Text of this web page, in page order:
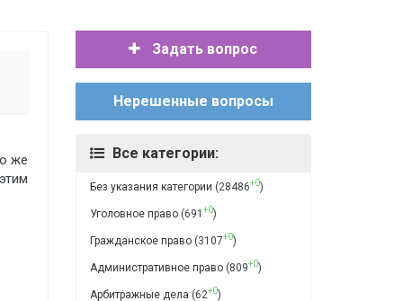
же
Задать вопрос
Нерешенные вопросы
Все категории:
Без указания категории (28486+0)
Уголовное право(691 +0)
Гражданское право(3107+0)
Административное право(809+0)
Арбитражные дела (62+0)